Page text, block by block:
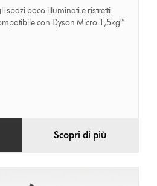
spazi poco illuminati e ristretti
con Dyson Micro 1,5kg™
Scopri di più